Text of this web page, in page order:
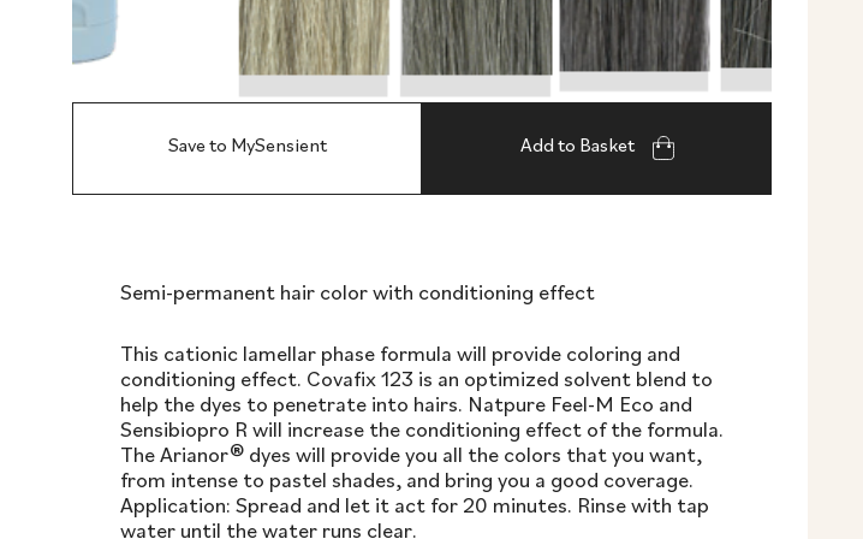
Save to MySensient Add to Basket
Semi-permanent hair color with conditioning effect
This cationic lamellar phase formula will provide coloring and
conditioning effect. Covafix 123 is an optimized solvent blend to
help the dyes to penetrate into hairs. Natpure Feel-M Eco and
Sensibiopro R will increase the conditioning effect of the formula.
The Arianor® dyes will provide you all the colors that you want,
from intense to pastel shades, and bring you a good coverage.
Application: Spread and let it act for 20 minutes. Rinse with tap
water until the water runs clear.